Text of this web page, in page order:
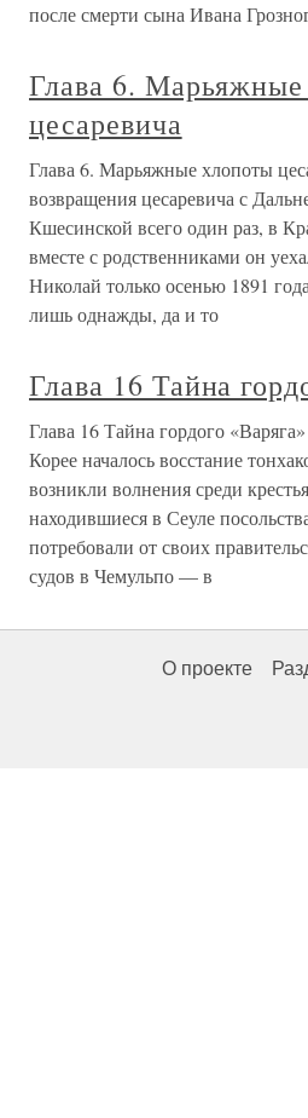
после смерти сына Ивана
Глава 6.
цесаревича
Глава 6. Марьяжные хлопоты
возвращения цесаревича с
Кшесинской всего один раз, в
вместе с родственниками он
Николай только осенью 1891
лишь однажды, да и то
Глава 16 Тайна
Глава 16 Тайна гордого
Корее началось восстание
возникли волнения среди
находившиеся в Сеуле
потребовали от своих
судов в Чемульпо — в
О проекте